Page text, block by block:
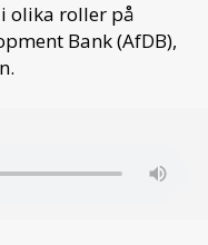
olika roller på
Bank (AfDB),